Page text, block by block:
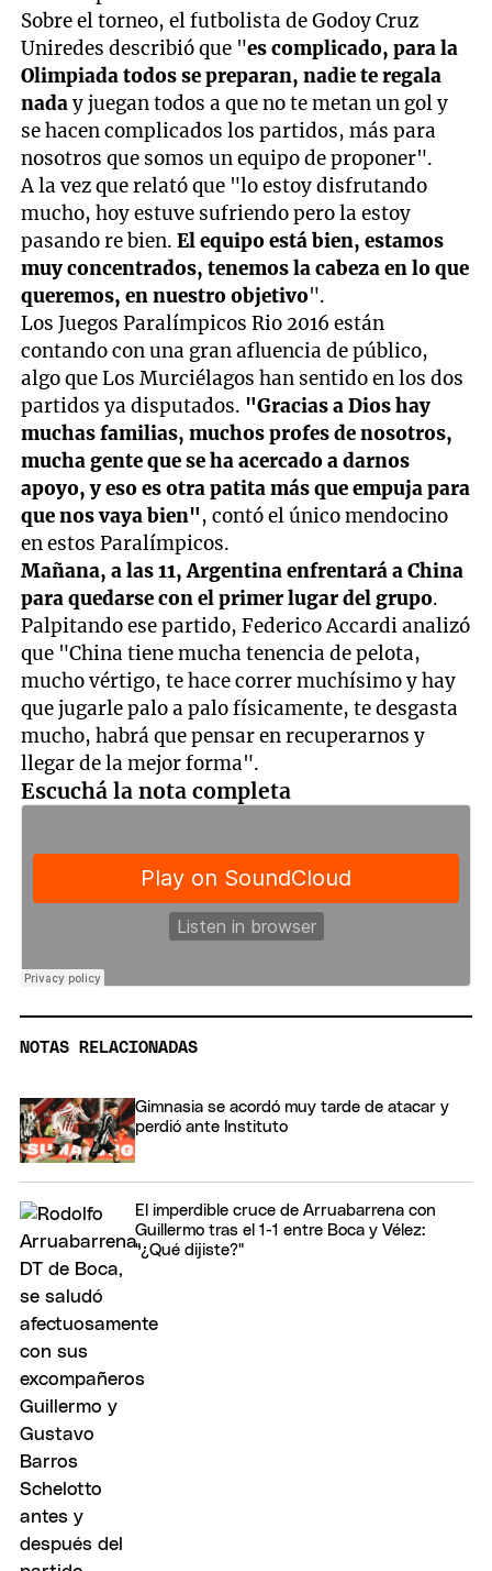
Sobre el torneo, el futbolista de Godoy Cruz
Uniredes describió que "es complicado, para la
Olimpiada todos se preparan, nadie te regala
naday juegan todos a que no te metan un gol y
se hacen complicados los partidos, más para
nosotros que somos un equipo de proponer".
A la vez que relató que "lo estoy disfrutando
mucho, hoy estuve sufriendo pero la estoy
pasando re bien.El equipo está bien, estamos
muy concentrados, tenemos la cabeza en lo que
queremos, en nuestro objetivo".
Los Juegos Paralímpicos Rio 2016 están
contando con una gran afluencia de público,
algo que Los Murciélagos han sentido en los dos
partidos ya disputados. "Gracias a Dios hay
muchas familias, muchos profes de nosotros,
mucha gente que se ha acercado a darnos
apoyo, y eso es otra patita más que empuja para
que nos vaya bien", contó el único mendocino
en estos Paralímpicos.
Mañana, a las 11, Argentina enfrentará a China
para quedarse con el primer lugar del grupo.
Palpitando ese partido, Federico Accardi analizó
que "China tiene mucha tenencia de pelota,
mucho vértigo, te hace correr muchísimo y hay
que jugarle palo a palo físicamente, te desgasta
mucho, habrá que pensar en recuperarnos y
llegar de la mejor forma".
Escuchá la nota completa
NOTAS RELACIONADAS
Gimnasia se acordó muy tarde de atacar y
perdió ante Instituto
El imperdible cruce de Arruabarrena con
Guillermo tras el 1-1 entre Boca y Vélez:
"¿Qué dijiste?"